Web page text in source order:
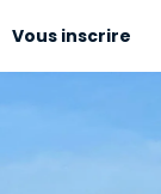
Vous inscrire